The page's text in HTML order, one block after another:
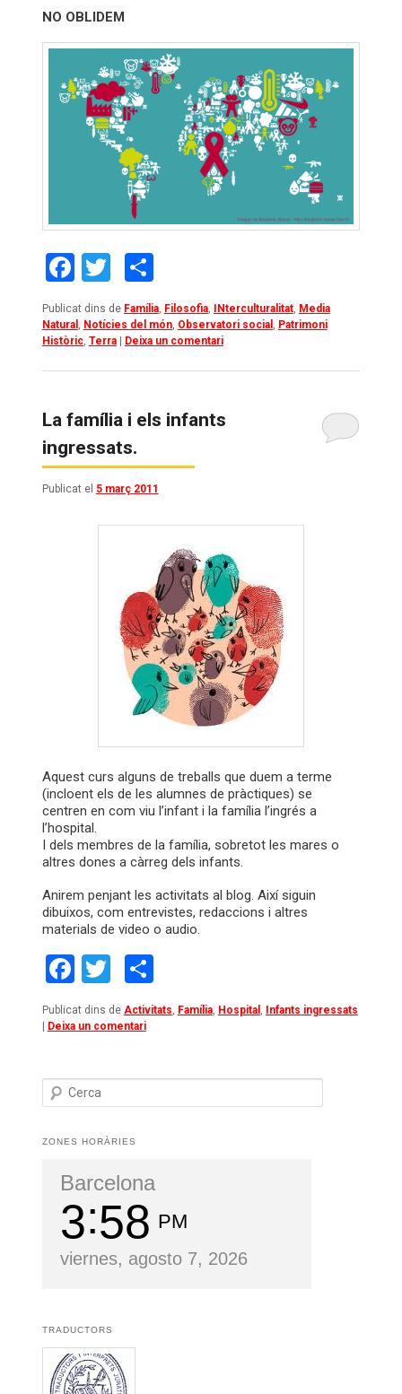
NO OBLIDEM
Facebook
TwitterComparteix
Publicat dins de Família, Filosofia, INterculturalitat, Media
Natural
Notícies del món, Observatori social
Patrimoni
Històric, Terra | Deixa un comentari
La família i els infants
ingressats.
Publicat el 5 març 2011
Aquest curs alguns de treballs que duem a terme
(incloent els de les alumnes de pràctiques) se
centren en com viu l’infant i la família l’ingrés a
l’hospital.
I dels membres de la família, sobretot les mares o
altres dones a càrreg dels infants.
Anirem penjant les activitats al blog. Així siguin
dibuixos, com entrevistes, redaccions i altres
materials de video o audio.
Facebook
TwitterComparteix
Publicat dins de Activitats, Família, Hospital ,
Infants ingressats
Deixa un comentari
e
c
ZONES HORÀRIES
Barcelona
3 58 PM
viernes, agosto 7, 2026
TRADUCTORS